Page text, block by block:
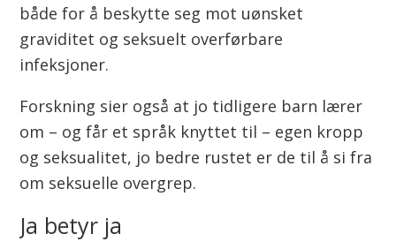
a
r
v
v
a
både for å beskytte seg mot uønsket
graviditet og seksuelt overførbare
infeksjoner.
Forskning sier også at jo tidligere barn lærer
om – og får et språk knyttet til – egen kropp
og seksualitet, jo bedre rustet er de til å si fra
om seksuelle overgrep.
Ja betyr ja